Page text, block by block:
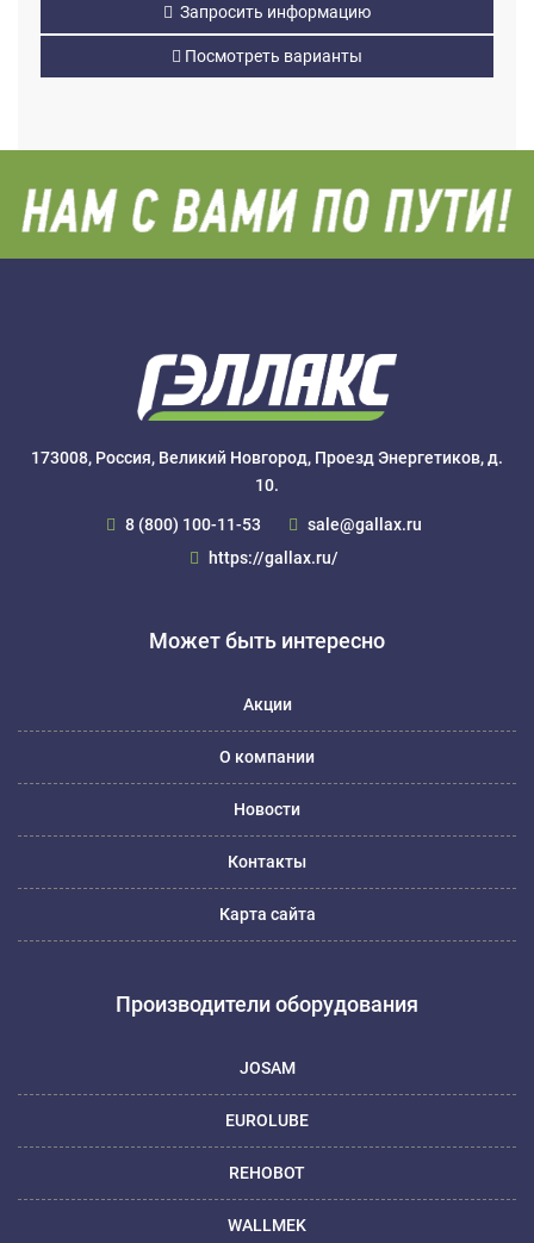
Запросить информацию
Посмотреть варианты
173008, Россия, Великий Новгород, Проезд Энергетиков, д.
10.
8 (800) 100-11-53
sale@gallax.ru
https://gallax.ru/
Может быть интересно
Акции
О компании
Новости
Контакты
Карта сайта
Производители оборудования
JOSAM
EUROLUBE
REHOBOT
WALLMEK